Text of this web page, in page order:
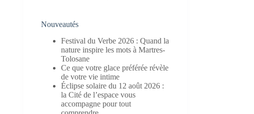
Nouveautés
Festival du Verbe 2026 : Quand la
nature inspire les mots à Martres-
Tolosane
Ce que votre glace préférée révèle
de votre vie intime
Éclipse solaire du 12 août 2026 :
la Cité de l’espace vous
accompagne pour tout